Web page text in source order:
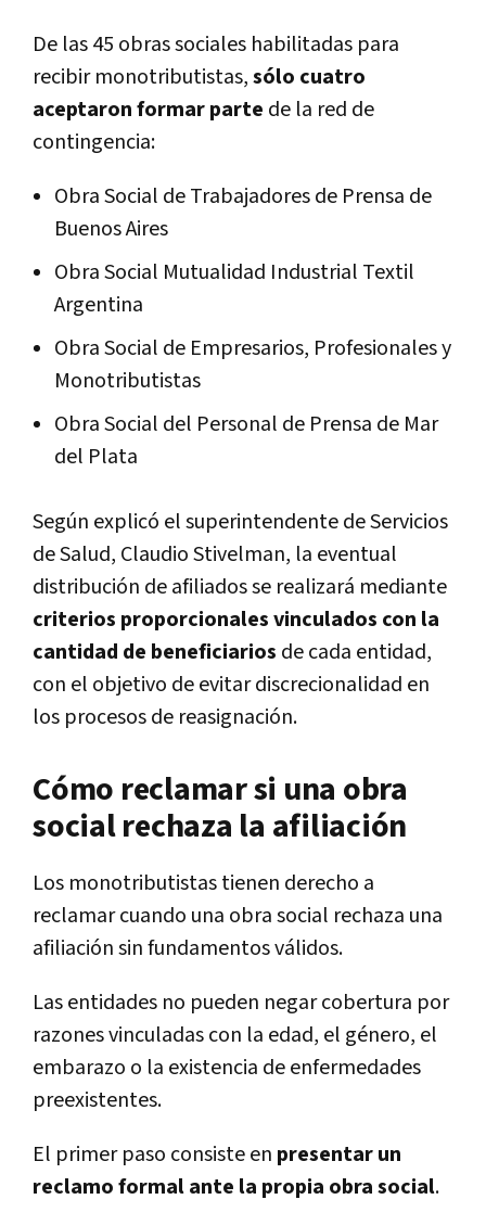
De las 45 obras sociales habilitadas para
recibir monotributistas,sólo cuatro
aceptaron formar parte de la red de
contingencia:
Obra Social de Trabajadores de Prensa de
Buenos Aires
Obra Social Mutualidad Industrial Textil
Argentina
Obra Social de Empresarios, Profesionales y
Monotributistas
Obra Social del Personal de Prensa de Mar
del Plata
Según explicó el superintendente de Servicios
de Salud, Claudio Stivelman, la eventual
distribución de afiliados se realizará mediante
criterios proporcionales vinculados con la
cantidad de beneficiarios de cada entidad,
con el objetivo de evitar discrecionalidad en
los procesos de reasignación.
Cómo reclamar si una obra
social rechaza la afiliación
Los monotributistas tienen derecho a
reclamar cuando una obra social rechaza una
afiliación sin fundamentos válidos.
Las entidades no pueden negar cobertura por
razones vinculadas con la edad, el género, el
embarazo o la existencia de enfermedades
preexistentes.
El primer paso consiste en presentar un
reclamo formal ante la propia obra social.